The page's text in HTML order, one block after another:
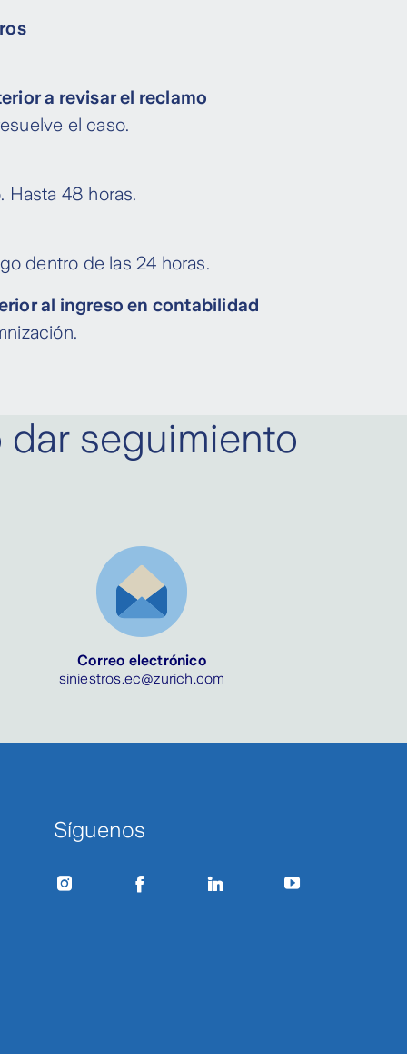
a revisar el reclamo
el caso.
Hasta 48 horas.
dentro de las 24 horas.
al ingreso en contabilidad
seguimiento
Correo electrónico
siniestros.ec@zurich.com
Síguenos